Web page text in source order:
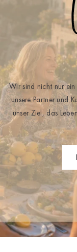
Wir sind nicht nur ein
unsere Partner und
unser Ziel, das